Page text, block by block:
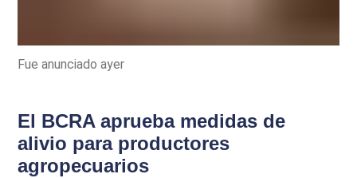
Fue anunciado ayer
El BCRA aprueba medidas de
alivio para productores
agropecuarios